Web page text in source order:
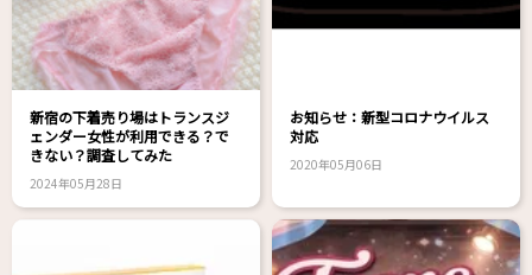
新宿の下着売り場はトランスジ
ェンダー女性が利用できる？で
きない？調査してみた
2024年05月28日
お知らせ：新型コロナウイルス
対応
2020年05月06日